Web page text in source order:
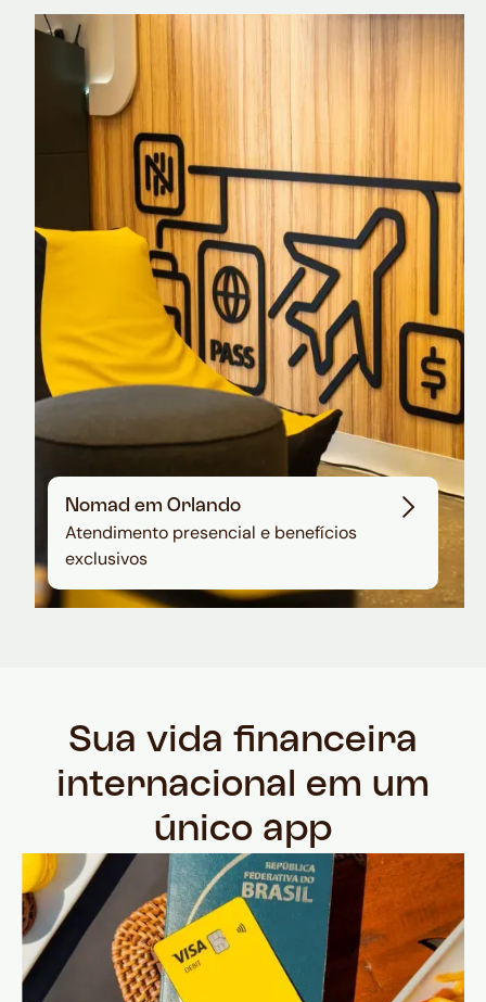
Nomad Explorer
Cartão de crédito brasileiro com cashback
em dólar
Nomad em Orlando
Atendimento presencial e benefícios
exclusivos
Sua vida financeira
internacional em um
único app